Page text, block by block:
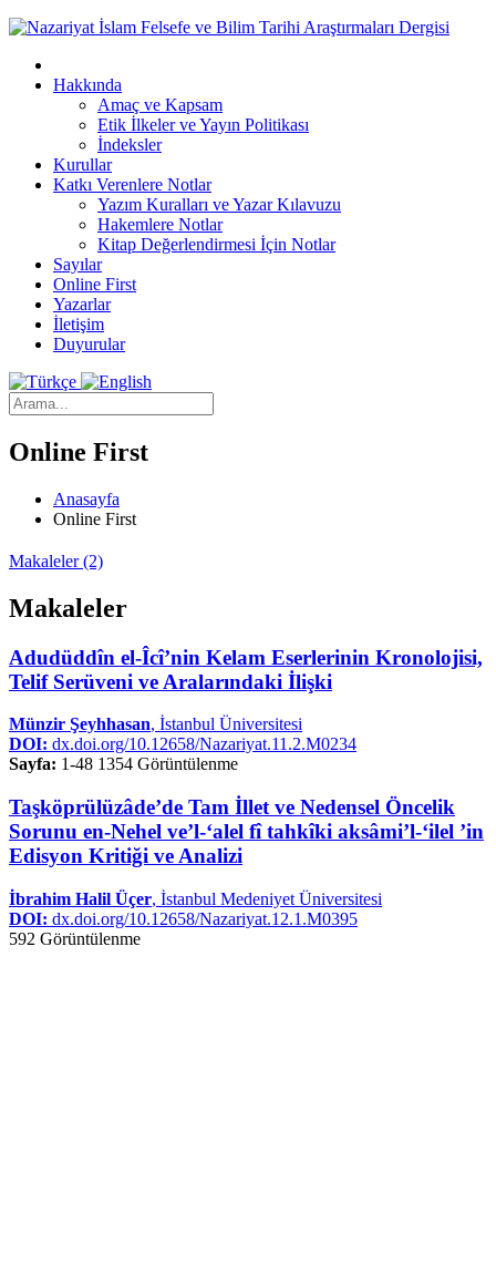
Hakkında
Amaç ve Kapsam
Etik İlkeler ve Yayın Politikası
İndeksler
Kurullar
Katkı Verenlere Notlar
Yazım Kuralları ve Yazar Kılavuzu
Hakemlere Notlar
Kitap Değerlendirmesi İçin Notlar
Sayılar
Online First
Yazarlar
İletişim
Duyurular
Online First
Anasayfa
Online First
Makaleler (2)
Makaleler
Adudüddîn el-Îcî’nin Kelam Eserlerinin Kronolojisi,
Telif Serüveni ve Aralarındaki İlişki
Münzir Şeyhhasan, İstanbul Üniversitesi
DOI: dx.doi.org/10.12658/Nazariyat.11.2.M0234
Sayfa: 1-48 1354 Görüntülenme
Taşköprülüzâde’de Tam İllet ve Nedensel Öncelik
Sorunu en-Nehel ve’l-‘alel fî tahkîki aksâmi’l-‘ilel ’in
Edisyon Kritiği ve Analizi
İbrahim Halil Üçer, İstanbul Medeniyet Üniversitesi
DOI: dx.doi.org/10.12658/Nazariyat.12.1.M0395
592 Görüntülenme